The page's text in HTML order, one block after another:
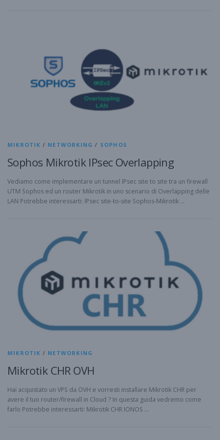
MIKROTIK / NETWORKING / SOPHOS
Sophos Mikrotik IPsec Overlapping
Vediamo come implementare un tunnel IPsec site to site tra un firewall
UTM Sophos ed un router Mikrotik in uno scenario di Overlapping delle
LAN Potrebbe interessarti: IPsec site-to-site Sophos-Mikrotik …
MIKROTIK / NETWORKING
Mikrotik CHR OVH
Hai acquistato un VPS da OVH e vorresti installare Mikrotik CHR per
avere il tuo router/firewall in Cloud ? In questa guida vedremo come
farlo Potrebbe interessarti: Mikrotik CHR IONOS …